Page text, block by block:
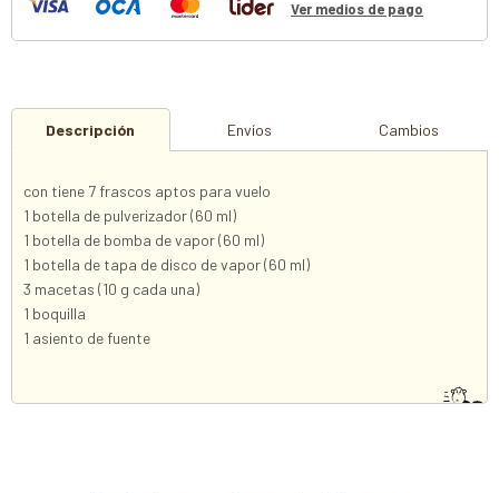
Ver medios de pago
Descripción Envíos Cambios
con tiene 7 frascos aptos para vuelo
1 botella de pulverizador (60 ml)
1 botella de bomba de vapor (60 ml)
1 botella de tapa de disco de vapor (60 ml)
3 macetas (10 g cada una)
1 boquilla
1 asiento de fuente